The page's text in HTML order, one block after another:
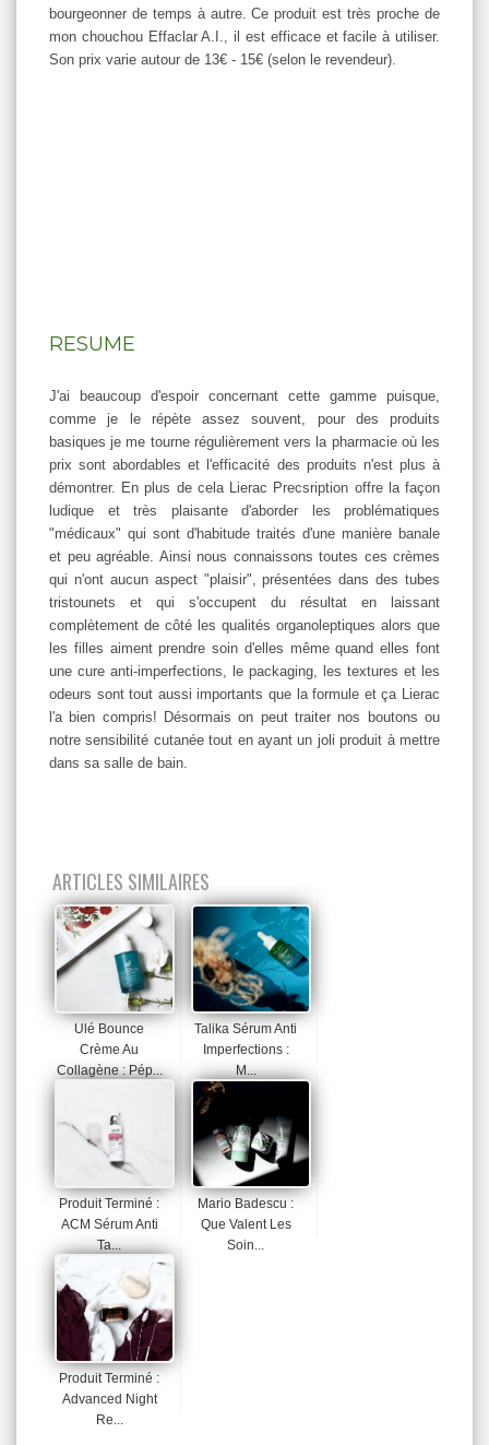
bourgeonner de temps à autre. Ce produit est très proche de
mon chouchou Effaclar A.I., il est efficace et facile à utiliser.
Son prix varie autour de 13€ - 15€ (selon le revendeur).
RESUME
J'ai beaucoup d'espoir concernant cette gamme puisque,
comme je le répète assez souvent, pour des produits
basiques je me tourne régulièrement vers la pharmacie où les
prix sont abordables et l'efficacité des produits n'est plus à
démontrer. En plus de cela Lierac Precsription offre la façon
ludique et très plaisante d'aborder les problématiques
"médicaux" qui sont d'habitude traités d'une manière banale
et peu agréable. Ainsi nous connaissons toutes ces crèmes
qui n'ont aucun aspect "plaisir", présentées dans des tubes
tristounets et qui s'occupent du résultat en laissant
complètement de côté les qualités organoleptiques alors que
les filles aiment prendre soin d'elles même quand elles font
une cure anti-imperfections, le packaging, les textures et les
odeurs sont tout aussi importants que la formule et ça Lierac
l'a bien compris! Désormais on peut traiter nos boutons ou
notre sensibilité cutanée tout en ayant un joli produit à mettre
dans sa salle de bain.
ARTICLES SIMILAIRES
Ulé Bounce
Crème Au
Collagène : Pép...
Talika Sérum Anti
Imperfections :
M...
Produit Terminé :
ACM Sérum Anti
Ta...
Mario Badescu :
Que Valent Les
Soin...
Produit Terminé :
Advanced Night
Re...